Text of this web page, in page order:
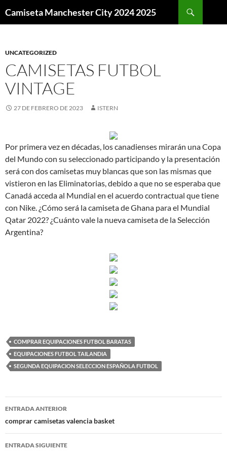
Camiseta Manchester City 2024 2025
UNCATEGORIZED
CAMISETAS FUTBOL
VINTAGE
27 DE FEBRERO DE 2023 ISTERN
Por primera vez en décadas, los canadienses mirarán una Copa
del Mundo con su seleccionado participando y la presentación
será con dos camisetas muy blancas que son las mismas que
vistieron en las Eliminatorias, debido a que no se esperaba que
Canadá acceda al Mundial en el acuerdo contractual que tiene
con Nike. ¿Cómo será la camiseta de Ghana para el Mundial
Qatar 2022? ¿Cuánto vale la nueva camiseta de la Selección
Argentina?
COMPRAR EQUIPACIONES FUTBOL BARATAS
EQUIPACIONES FUTBOL TAILANDIA
SEGUNDA EQUIPACION SELECCION ESPAÑOLA FUTBOL
Navegación
de
entradas
ENTRADA ANTERIOR
comprar camisetas valencia basket
ENTRADA SIGUIENTE